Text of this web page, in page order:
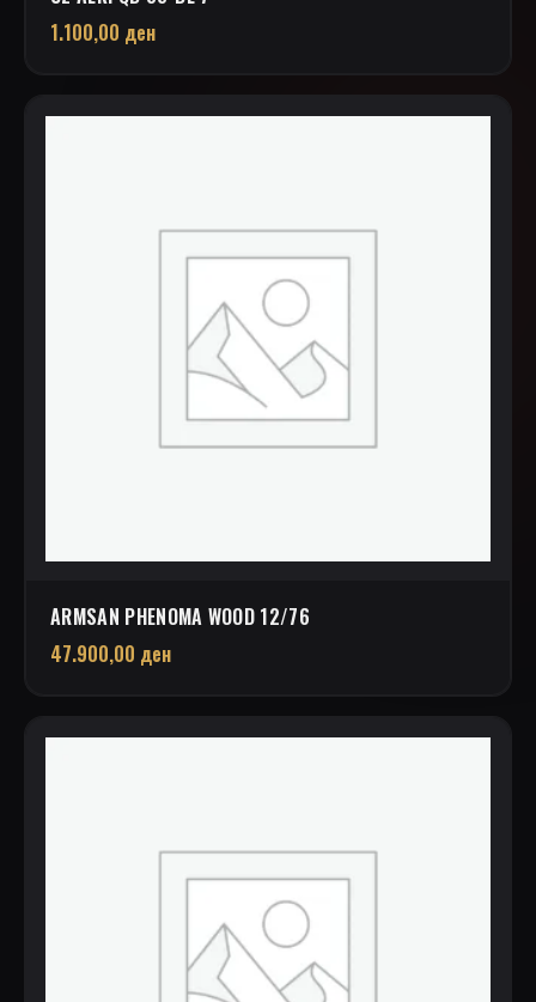
1.100,00 ден
ARMSAN PHENOMA WOOD 12/76
47.900,00 ден